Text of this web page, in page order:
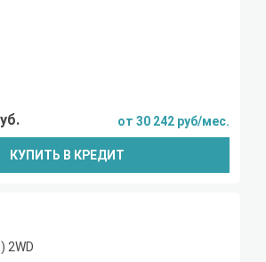
от 30 242 руб/мес.
КУПИТЬ В КРЕДИТ
2WD